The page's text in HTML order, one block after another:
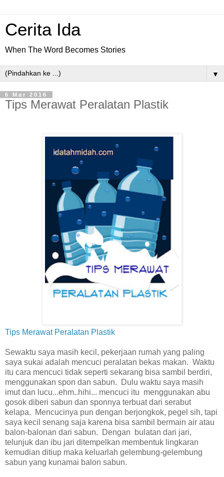
Cerita Ida
When The Word Becomes Stories
▼
6 Mar 2016
Tips Merawat Peralatan Plastik
Tips Merawat Peralatan Plastik
Sewaktu saya masih kecil, pekerjaan rumah yang paling
saya sukai adalah mencuci peralatan bekas makan. Waktu
itu cara mencuci tidak seperti sekarang bisa sambil berdiri,
menggunakan spon dan sabun. Dulu waktu saya masih
imut dan lucu...ehm..hihi... mencuci itu menggunakan abu
gosok diberi sabun dan sponnya terbuat dari serabut
kelapa. Mencucinya pun dengan berjongkok, pegel sih, tapi
saya kecil senang saja karena bisa sambil bermain air atau
balon-balonan dari sabun. Dengan bulatan dari jari,
telunjuk dan ibu jari ditempelkan membentuk lingkaran
kemudian ditiup maka keluarlah gelembung-gelembung
sabun yang kunamai balon sabun.